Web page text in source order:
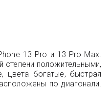
13 Pro и 13 Pro Max.
степени положительными,
цвета богатые, быстрая
по диагонали.